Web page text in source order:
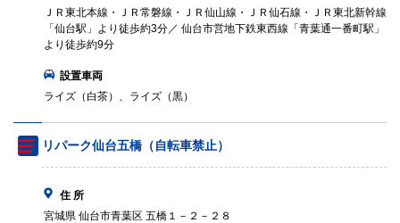
ＪＲ東北本線・ＪＲ常磐線・ＪＲ仙山線・ＪＲ仙石線・ＪＲ東北新幹線
「仙台駅」より徒歩約3分／ 仙台市営地下鉄東西線「青葉通一番町駅」
より徒歩約9分
設置車両
ライズ（白茶）、ライズ（黒）
リパーク仙台五橋（自転車禁止）
住 所
宮城県 仙台市青葉区 五橋１－２－２８